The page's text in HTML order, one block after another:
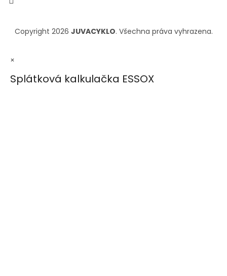
Copyright 2026 JUVACYKLO. Všechna práva vyhrazena.
×
Splátková kalkulačka ESSOX